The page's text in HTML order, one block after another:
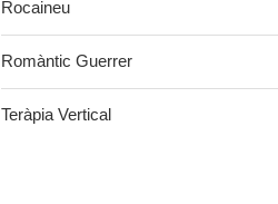
Rocaineu
Romàntic Guerrer
Teràpia Vertical